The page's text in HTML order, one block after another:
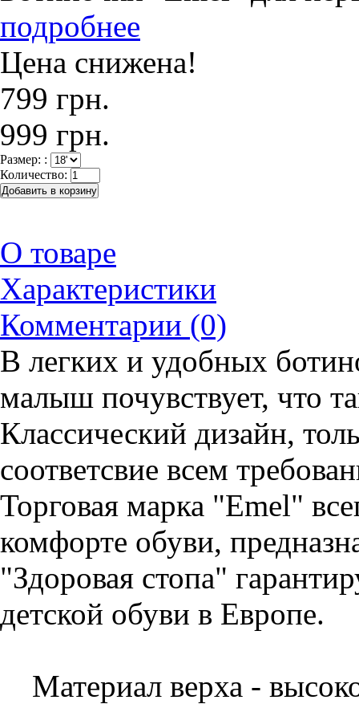
подробнее
Цена снижена!
799 грн.
999 грн.
Размер: :
Количество:
О товаре
Характеристики
Комментарии (0)
В легких и удобных
малыш почувствует, что
Классический дизайн,
соответсвие всем
Торговая марка "Emel"
комфорте обуви,
"Здоровая стопа"
детской обуви в Европе.
Материал верха -